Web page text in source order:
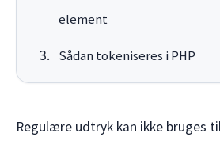
element
Sådan tokeniseres i PHP
Regulære udtryk kan ikke bruges